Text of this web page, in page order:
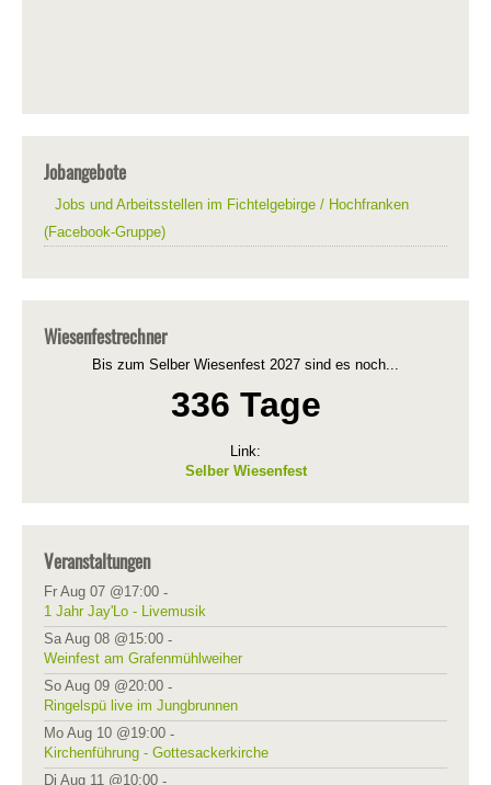
Jobangebote
Jobs und Arbeitsstellen im Fichtelgebirge / Hochfranken
(Facebook-Gruppe)
Wiesenfestrechner
Bis zum Selber Wiesenfest 2027 sind es noch...
336 Tage
Link:
Selber Wiesenfest
Veranstaltungen
Fr Aug 07 @17:00 -
1 Jahr Jay'Lo - Livemusik
Sa Aug 08 @15:00 -
Weinfest am Grafenmühlweiher
So Aug 09 @20:00 -
Ringelspü live im Jungbrunnen
Mo Aug 10 @19:00 -
Kirchenführung - Gottesackerkirche
Di Aug 11 @10:00 -